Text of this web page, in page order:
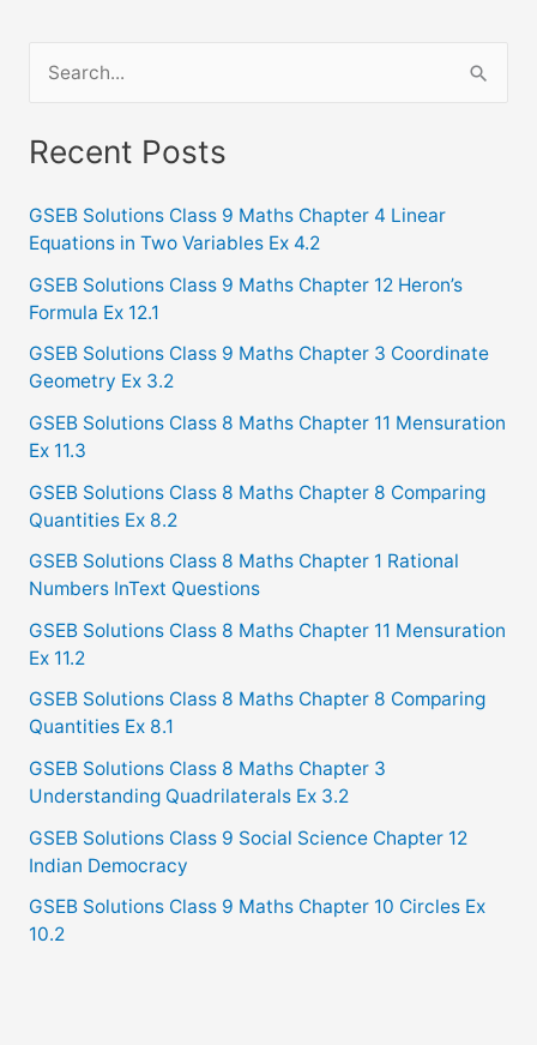
a
c
h
f
o
r
Recent Posts
GSEB Solutions Class 9 Maths Chapter 4 Linear
Equations in Two Variables Ex 4.2
GSEB Solutions Class 9 Maths Chapter 12 Heron’s
Formula Ex 12.1
GSEB Solutions Class 9 Maths Chapter 3 Coordinate
Geometry Ex 3.2
GSEB Solutions Class 8 Maths Chapter 11 Mensuration
Ex 11.3
GSEB Solutions Class 8 Maths Chapter 8 Comparing
Quantities Ex 8.2
GSEB Solutions Class 8 Maths Chapter 1 Rational
Numbers InText Questions
GSEB Solutions Class 8 Maths Chapter 11 Mensuration
Ex 11.2
GSEB Solutions Class 8 Maths Chapter 8 Comparing
Quantities Ex 8.1
GSEB Solutions Class 8 Maths Chapter 3
Understanding Quadrilaterals Ex 3.2
GSEB Solutions Class 9 Social Science Chapter 12
Indian Democracy
GSEB Solutions Class 9 Maths Chapter 10 Circles Ex
10.2